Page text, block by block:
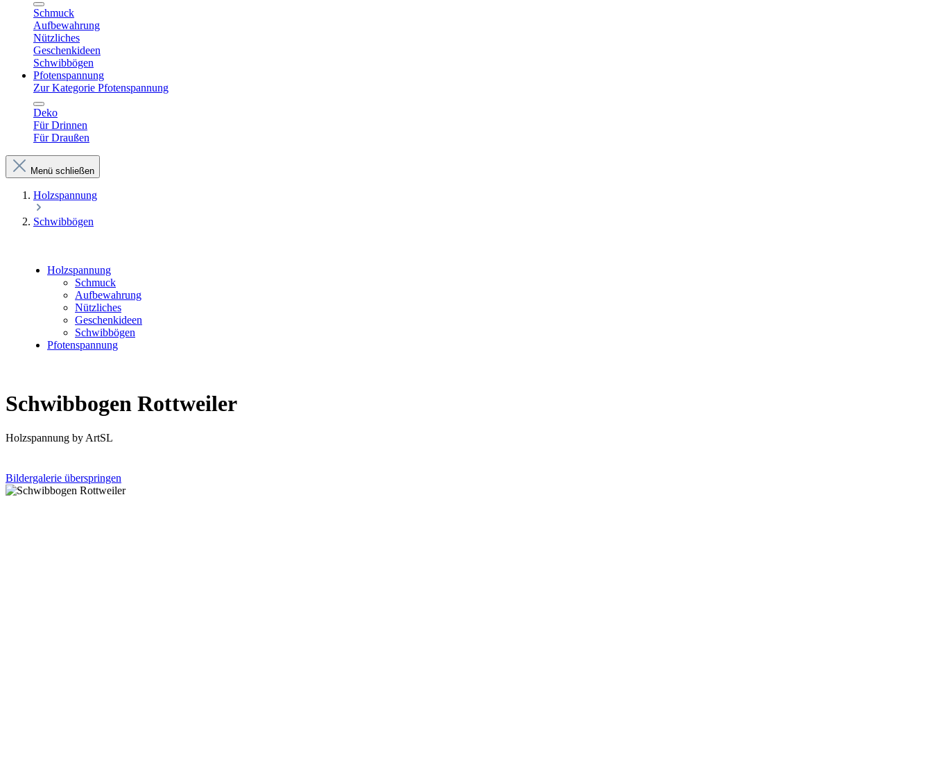
Schmuck
Aufbewahrung
Nützliches
Geschenkideen
Schwibbögen
Pfotenspannung
Zur Kategorie Pfotenspannung
Deko
Für Drinnen
Für Draußen
Menü schließen
Holzspannung
Schwibbögen
Holzspannung
Schmuck
Aufbewahrung
Nützliches
Geschenkideen
Schwibbögen
Pfotenspannung
Schwibbogen Rottweiler
Holzspannung by ArtSL
Bildergalerie überspringen